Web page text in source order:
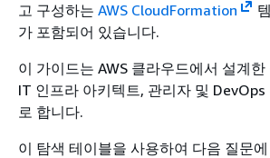
고 구성하는 AWS CloudFormation
가 포함되어 있습니다.
이 가이드는 AWS 클라우드에서 설계
IT 인프라 아키텍트, 관리자 및
로 합니다.
이 탐색 테이블을 사용하여 다음 질문